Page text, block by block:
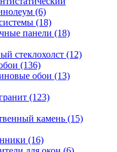
(6)
(18)
панели (18)
стеклохолст (12)
(136)
обои (13)
(123)
камень (15)
(16)